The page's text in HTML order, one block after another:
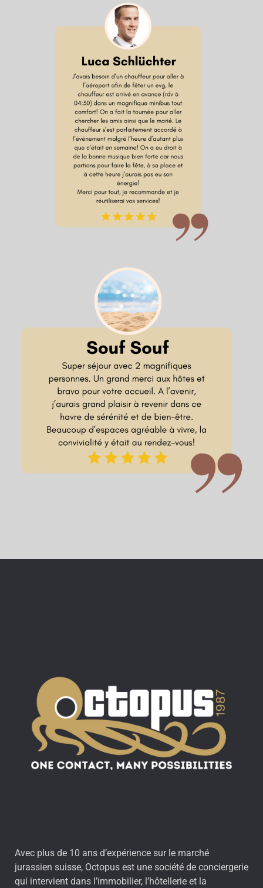
Avec plus de 10 ans d’expérience sur le marché
jurassien suisse, Octopus est une société de conciergerie
qui intervient dans l’immobilier, l’hôtellerie et la